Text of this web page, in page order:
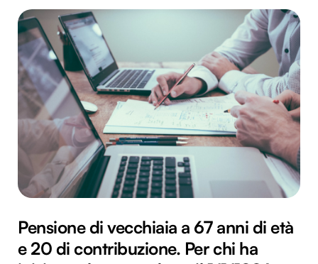
Pensione di vecchiaia a 67 anni di età
e 20 di contribuzione. Per chi ha